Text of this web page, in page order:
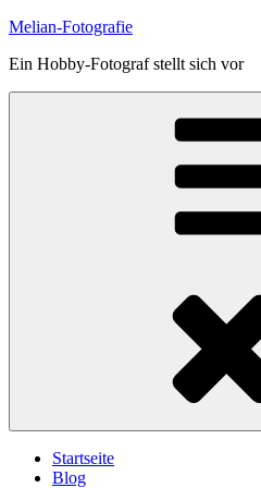
Skip
content
Melian-Fotografie
Ein Hobby-Fotograf stellt sich vor
Startseite
Blog